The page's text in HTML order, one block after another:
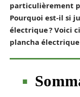
particulièrement
Pourquoi est-il si
électrique ? Voici
plancha